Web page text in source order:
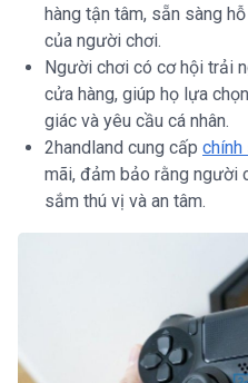
hàng tận tâm, sẵn sàng
của người chơi.
Người chơi có cơ hội trải
cửa hàng, giúp họ lựa
giác và yêu cầu cá nhân.
2handland cung cấp chính
mãi, đảm bảo rằng người
sắm thú vị và an tâm.